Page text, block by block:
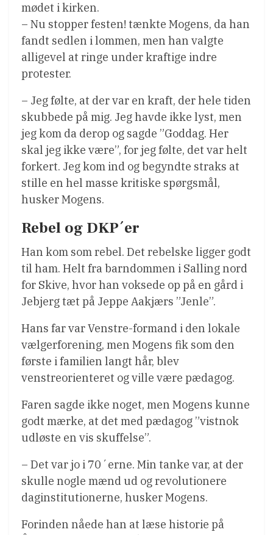
mødet i kirken.
– Nu stopper festen! tænkte Mogens, da han
fandt sedlen i lommen, men han valgte
alligevel at ringe under kraftige indre
protester.
– Jeg følte, at der var en kraft, der hele tiden
skubbede på mig. Jeg havde ikke lyst, men
jeg kom da derop og sagde ”Goddag. Her
skal jeg ikke være”, for jeg følte, det var helt
forkert. Jeg kom ind og begyndte straks at
stille en hel masse kritiske spørgsmål,
husker Mogens.
Rebel og DKP´er
Han kom som rebel. Det rebelske ligger godt
til ham. Helt fra barndommen i Salling nord
for Skive, hvor han voksede op på en gård i
Jebjerg tæt på Jeppe Aakjærs ”Jenle”.
Hans far var Venstre-formand i den lokale
vælgerforening, men Mogens fik som den
første i familien langt hår, blev
venstreorienteret og ville være pædagog.
Faren sagde ikke noget, men Mogens kunne
godt mærke, at det med pædagog ”vistnok
udløste en vis skuffelse”.
– Det var jo i 70´erne. Min tanke var, at der
skulle nogle mænd ud og revolutionere
daginstitutionerne, husker Mogens.
Forinden nåede han at læse historie på